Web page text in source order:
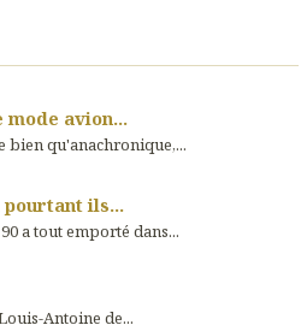
avion...
bien qu'anachronique,...
ils...
a tout emporté dans...
Antoine de...